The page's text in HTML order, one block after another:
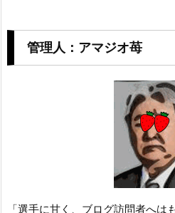
管理人：アマジオ苺
「選手に甘く、ブログ訪問者へは